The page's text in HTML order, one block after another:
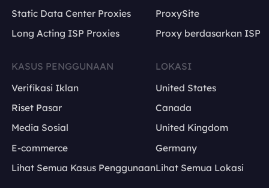
Static Data Center Proxies
Long Acting ISP Proxies
ProxySite
Proxy berdasarkan ISP
KASUS PENGGUNAAN
Verifikasi Iklan
Riset Pasar
Media Sosial
E-commerce
Lihat Semua Kasus Penggunaan
LOKASI
United States
Canada
United Kingdom
Germany
Lihat Semua Lokasi